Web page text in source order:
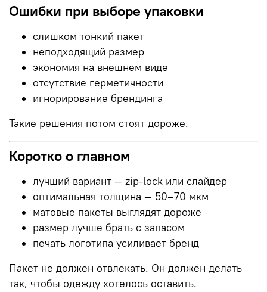
Ошибки при выборе упаковки
слишком тонкий пакет
неподходящий размер
экономия на внешнем виде
отсутствие герметичности
игнорирование брендинга
Такие решения потом стоят дороже.
Коротко о главном
лучший вариант — zip-lock или слайдер
оптимальная толщина — 50–70 мкм
матовые пакеты выглядят дороже
размер лучше брать с запасом
печать логотипа усиливает бренд
Пакет не должен отвлекать. Он должен делать
так, чтобы одежду хотелось оставить.